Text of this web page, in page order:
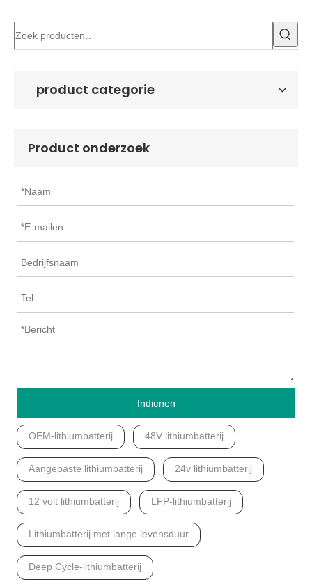
product categorie
Product onderzoek
Indienen
OEM-lithiumbatterij 48V lithiumbatterij
Aangepaste lithiumbatterij 24v lithiumbatterij
12 volt lithiumbatterij LFP-lithiumbatterij
Lithiumbatterij met lange levensduur
Deep Cycle-lithiumbatterij